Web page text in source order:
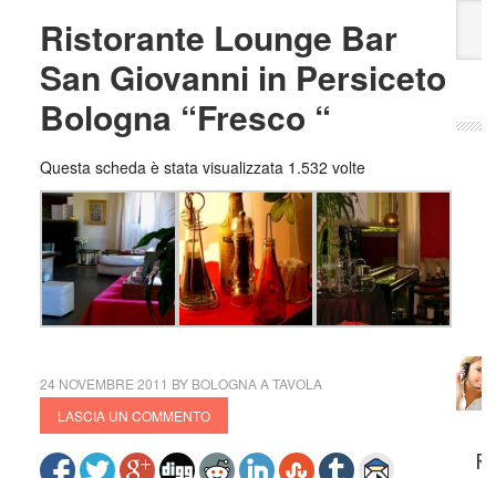
Ristorante Lounge Bar
San Giovanni in Persiceto
Bologna “Fresco “
Questa scheda è stata visualizzata 1.532 volte
24 NOVEMBRE 2011 BY BOLOGNA A TAVOLA
LASCIA UN COMMENTO
tutte
vera
ed